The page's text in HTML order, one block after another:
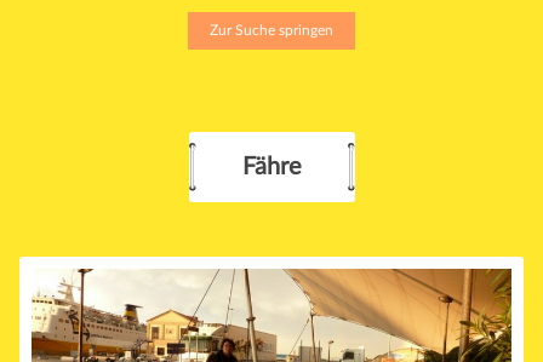
Zur Suche springen
Fähre